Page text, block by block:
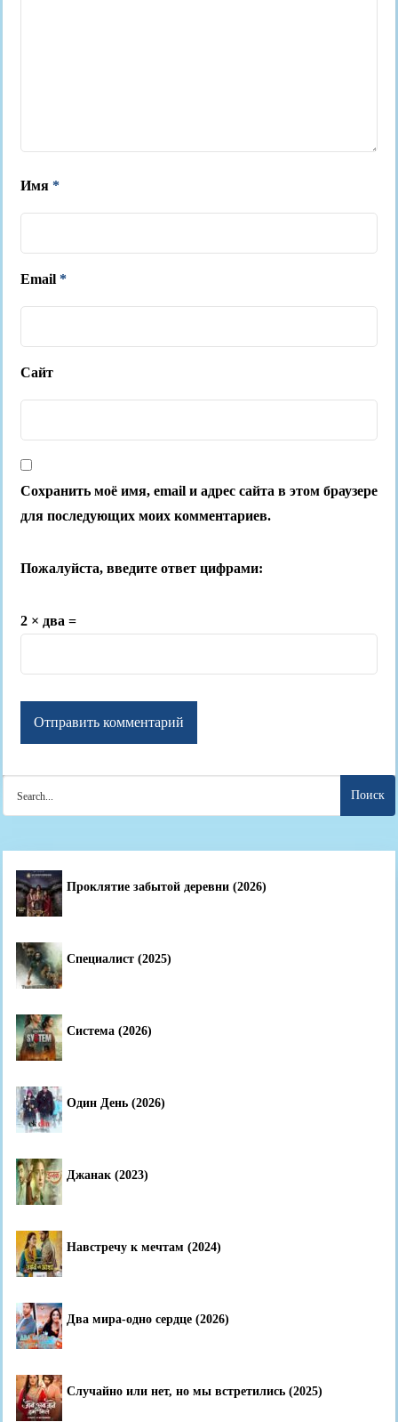
Имя *
Email *
Сайт
Сохранить моё имя, email и адрес сайта в этом браузере
для последующих моих комментариев.
Пожалуйста, введите ответ цифрами:
2 × два =
for:
Проклятие забытой деревни (2026)
Специалист (2025)
Система (2026)
Один День (2026)
Джанак (2023)
Навстречу к мечтам (2024)
Два мира-одно сердце (2026)
Случайно или нет, но мы встретились (2025)